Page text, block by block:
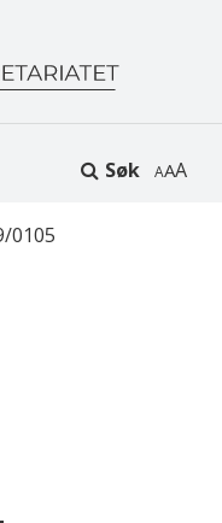
Søk A
0105